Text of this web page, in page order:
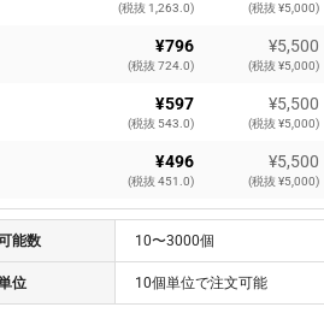
(税抜 1,263.0) (税抜 ¥5,000)
¥796
(税抜 724.0)
¥5,500
(税抜 ¥5,000)
¥597
(税抜 543.0)
¥5,500
(税抜 ¥5,000)
¥496
(税抜 451.0)
¥5,500
(税抜 ¥5,000)
¥437
(税抜 398.0)
¥5,500
¥397
能数 10〜3000個
位 10個単位で注文可能